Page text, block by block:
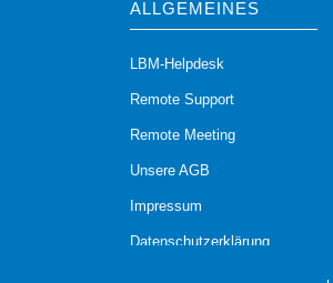
ALLGEMEINES
LBM-Helpdesk
Remote Support
Remote Meeting
Unsere AGB
Impressum
Datenschutzerklärung